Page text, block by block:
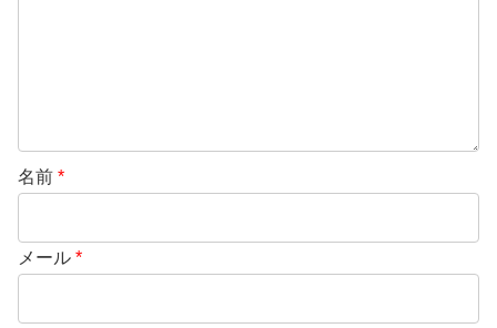
名前 *
メール *